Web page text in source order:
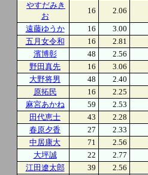
やすだみき
お
16 2.06
遠藤ゆうか
16 3.00
五月女令和
16 2.81
濱博彰
48 2.56
野田真先
16 3.06
大野将男
48 2.40
原拓民
16 2.25
麻宮あかね
59 2.53
田代恵士
43 2.28
春原夕香
27 2.33
中居康大
71 2.56
大坪誠
22 2.77
江田遼太郎
39 2.56